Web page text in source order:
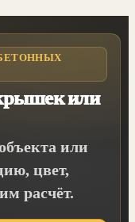
или
или
цвет,
расчёт.